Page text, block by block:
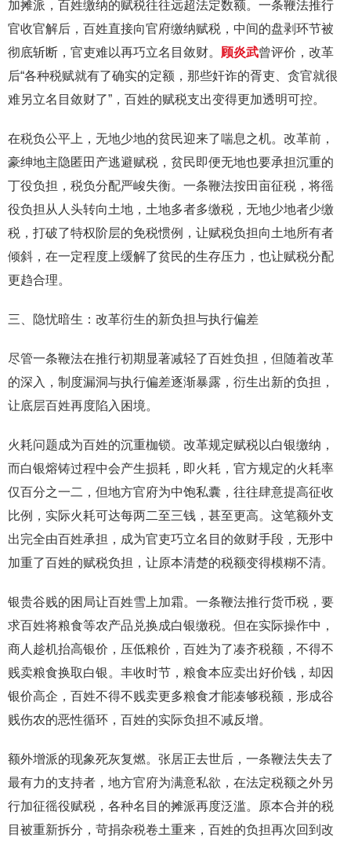
加摊派，百姓缴纳的赋税往往远超法定数额。一条鞭法推行
官收官解后，百姓直接向官府缴纳赋税，中间的盘剥环节被
彻底斩断，官吏难以再巧立名目敛财。 顾炎武曾评价，改革
后“各种税赋就有了确实的定额，那些奸诈的胥吏、贪官就很
难另立名目敛财了”，百姓的赋税支出变得更加透明可控。
在税负公平上，无地少地的贫民迎来了喘息之机。改革前，
豪绅地主隐匿田产逃避赋税，贫民即便无地也要承担沉重的
丁役负担，税负分配严峻失衡。一条鞭法按田亩征税，将徭
役负担从人头转向土地，土地多者多缴税，无地少地者少缴
税，打破了特权阶层的免税惯例，让赋税负担向土地所有者
倾斜，在一定程度上缓解了贫民的生存压力，也让赋税分配
更趋合理。
三、隐忧暗生：改革衍生的新负担与执行偏差
尽管一条鞭法在推行初期显著减轻了百姓负担，但随着改革
的深入，制度漏洞与执行偏差逐渐暴露，衍生出新的负担，
让底层百姓再度陷入困境。
火耗问题成为百姓的沉重枷锁。改革规定赋税以白银缴纳，
而白银熔铸过程中会产生损耗，即火耗，官方规定的火耗率
仅百分之一二，但地方官府为中饱私囊，往往肆意提高征收
比例，实际火耗可达每两二至三钱，甚至更高。这笔额外支
出完全由百姓承担，成为官吏巧立名目的敛财手段，无形中
加重了百姓的赋税负担，让原本清楚的税额变得模糊不清。
银贵谷贱的困局让百姓雪上加霜。一条鞭法推行货币税，要
求百姓将粮食等农产品兑换成白银缴税。但在实际操作中，
商人趁机抬高银价，压低粮价，百姓为了凑齐税额，不得不
贱卖粮食换取白银。丰收时节，粮食本应卖出好价钱，却因
银价高企，百姓不得不贱卖更多粮食才能凑够税额，形成谷
贱伤农的恶性循环，百姓的实际负担不减反增。
额外增派的现象死灰复燃。张居正去世后，一条鞭法失去了
最有力的支持者，地方官府为满意私欲，在法定税额之外另
行加征徭役赋税，各种名目的摊派再度泛滥。原本合并的税
目被重新拆分，苛捐杂税卷土重来，百姓的负担再次回到改